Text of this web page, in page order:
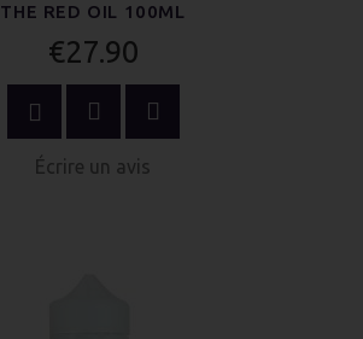
THE RED OIL 100ML
€27.90
Écrire un avis